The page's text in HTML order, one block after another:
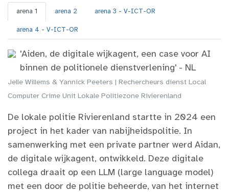
arena 1 arena 2 arena 3 - V-ICT-OR
arena 4 - V-ICT-OR
'Aiden, de digitale wijkagent, een case voor AI
binnen de politionele dienstverlening' - NL
Jelle Willems & Yannick Peeters | Rechercheurs dienst Local
Computer Crime Unit Lokale Politiezone Rivierenland
De lokale politie Rivierenland startte in 2024 een
project in het kader van nabijheidspolitie. In
samenwerking met een private partner werd Aidan,
de digitale wijkagent, ontwikkeld. Deze digitale
collega draait op een LLM (large language model)
met een door de politie beheerde, van het internet